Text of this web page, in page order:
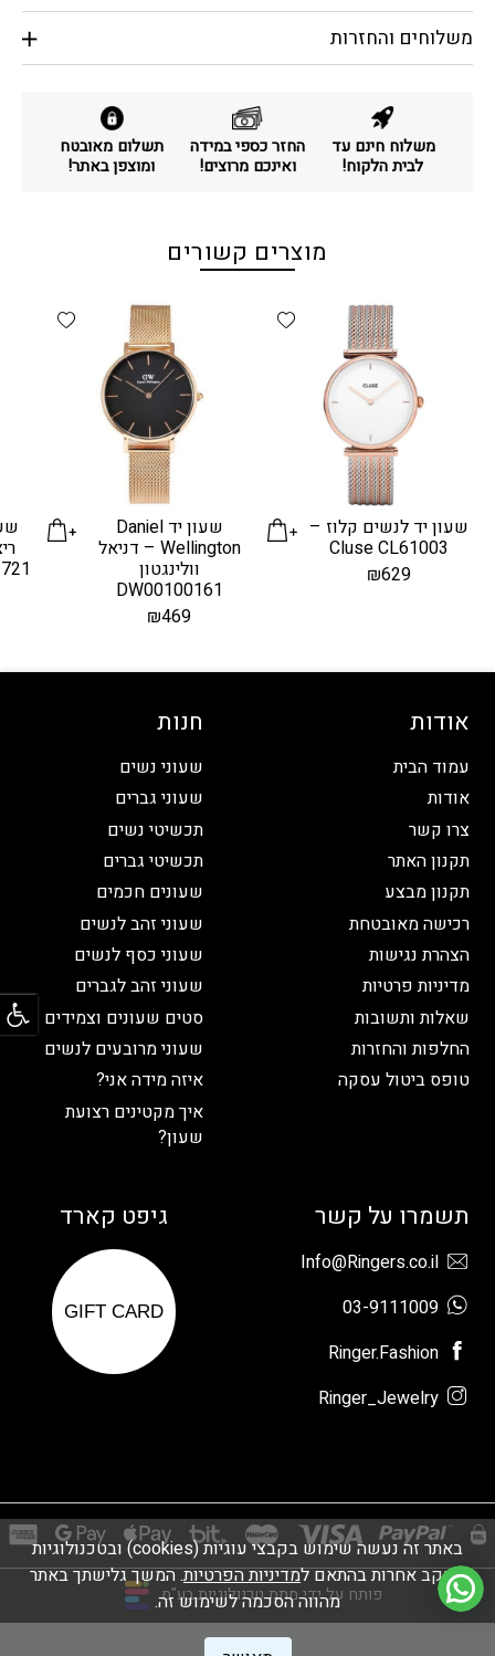
משלוחים והחזרות
משלוח חינם עד
לבית הלקוח!
החזר כספי במידה
ואינכם מרוצים!
תשלום מאובטח
ומוצפן באתר!
מוצרים קשורים
Add wishlist
שעון יד לנשים קלוז –
Cluse CL61003
₪629
wishlist
שעון יד Daniel
Wellington – דניאל
וולינגטון
DW00100161
₪469
אודות
עמוד הבית
אודות
צרו קשר
תקנון האתר
תקנון מבצע
רכישה מאובטחת
הצהרת נגישות
מדיניות פרטיות
שאלות ותשובות
החלפות והחזרות
טופס ביטול עסקה
חנות
שעוני נשים
שעוני גברים
תכשיטי נשים
תכשיטי גברים
שעונים חכמים
שעוני זהב לנשים
שעוני כסף לנשים
שעוני זהב לגברים
סטים שעונים וצמידים
שעוני מרובעים לנשים
איזה מידה אני?
איך מקטינים רצועת
שעון?
תשמרו על קשר
Info@Ringers.co.il
03-9111009
Ringer.Fashion
Ringer_Jewelry
גיפט קארד
GIFT CARD
פותח על ידי מתת טכנולוגיות בע"מ
באתר זה נעשה שימוש בקבצי עוגיות (cookies) ובטכנולוגיות
מעקב אחרות בהתאם למדיניות הפרטיות. המשך גלישתך באתר
מהווה הסכמה לשימוש זה.